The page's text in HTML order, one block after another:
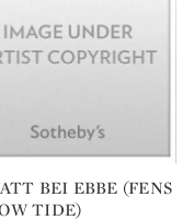
TIDE)